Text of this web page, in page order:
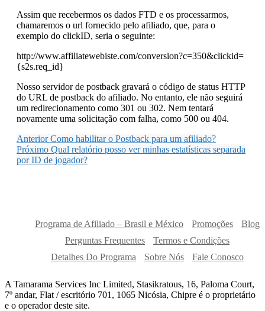
Assim que recebermos os dados FTD e os processarmos,
chamaremos o url fornecido pelo afiliado, que, para o
exemplo do clickID, seria o seguinte:
http://www.affiliatewebiste.com/conversion?c=350&clickid=
{s2s.req_id}
Nosso servidor de postback gravará o código de status HTTP
do URL de postback do afiliado. No entanto, ele não seguirá
um redirecionamento como 301 ou 302. Nem tentará
novamente uma solicitação com falha, como 500 ou 404.
Anterior Como habilitar o Postback para um afiliado?
Próximo Qual relatório posso ver minhas estatísticas separada
por ID de jogador?
Programa de Afiliado – Brasil e México Promoções
Blog
Perguntas Frequentes
Termos e Condições
Detalhes Do Programa
Sobre Nós Fale Conosco
A Tamarama Services Inc Limited, Stasikratous, 16, Paloma Court,
7º andar, Flat / escritório 701, 1065 Nicósia, Chipre é o proprietário
e o operador deste site.